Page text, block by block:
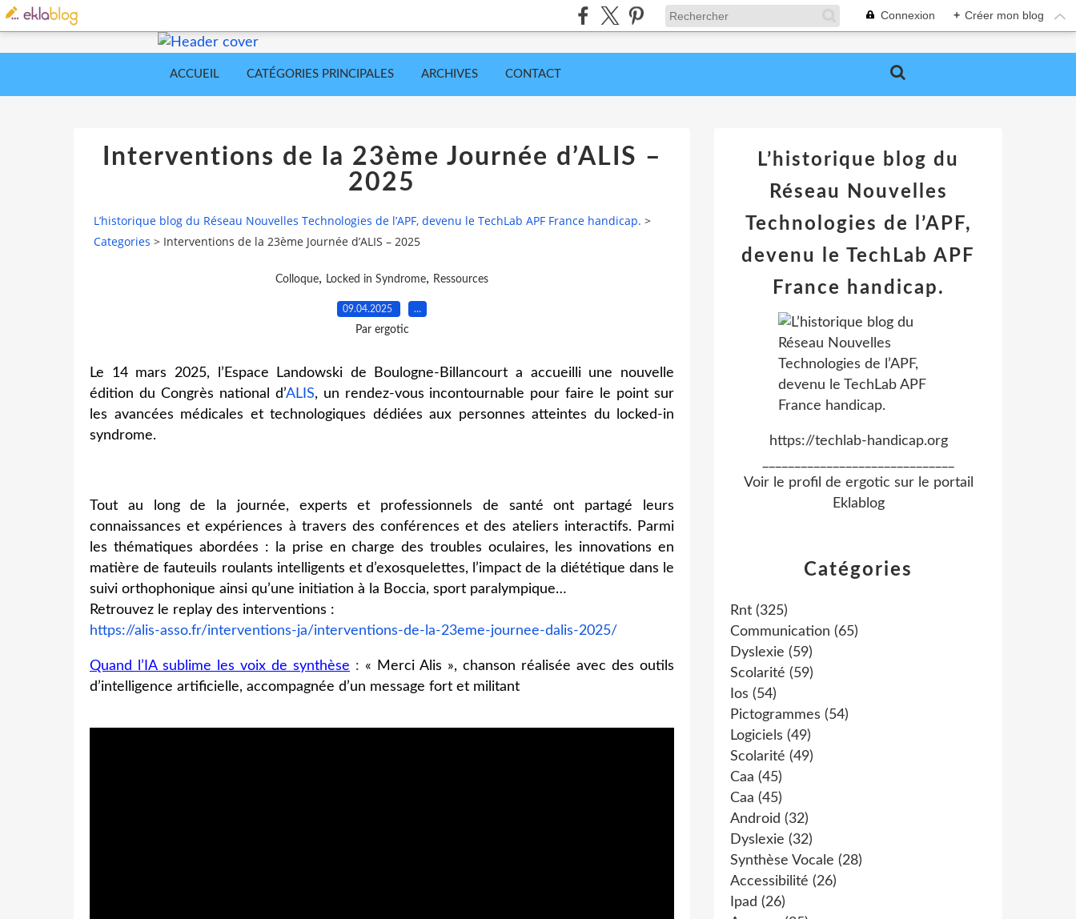
Connexion + Créer mon blog
ACCUEIL CATÉGORIES PRINCIPALES ARCHIVES CONTACT
Interventions de la 23ème Journée d’ALIS –
2025
L’historique blog du Réseau Nouvelles Technologies de l’APF, devenu le TechLab APF France handicap. >
Categories > Interventions de la 23ème Journée d’ALIS – 2025
Colloque, Locked in Syndrome, Ressources
09.04.2025 …
Par ergotic
Le 14 mars 2025, l’Espace Landowski de Boulogne-Billancourt a accueilli une nouvelle
édition du Congrès national d’ALIS, un rendez-vous incontournable pour faire le point sur
les avancées médicales et technologiques dédiées aux personnes atteintes du locked-in
syndrome.
Tout au long de la journée, experts et professionnels de santé ont partagé leurs
connaissances et expériences à travers des conférences et des ateliers interactifs. Parmi
les thématiques abordées : la prise en charge des troubles oculaires, les innovations en
matière de fauteuils roulants intelligents et d’exosquelettes, l’impact de la diététique dans le
suivi orthophonique ainsi qu’une initiation à la Boccia, sport paralympique…
Retrouvez le replay des interventions :
https://alis-asso.fr/interventions-ja/interventions-de-la-23eme-journee-dalis-2025/
Quand l’IA sublime les voix de synthèse : « Merci Alis », chanson réalisée avec des outils
d’intelligence artificielle, accompagnée d’un message fort et militant
Catégories
Rnt (325)
Communication (65)
Dyslexie (59)
Scolarité (59)
Ios (54)
Pictogrammes (54)
Logiciels (49)
Scolarité (49)
Caa (45)
Caa (45)
Android (32)
Dyslexie (32)
Synthèse Vocale (28)
Accessibilité (26)
Ipad (26)
L’historique blog du
Réseau Nouvelles
Technologies de l’APF,
devenu le TechLab APF
France handicap.
https://techlab-handicap.org
Voir le profil de ergotic sur le portail
Eklablog